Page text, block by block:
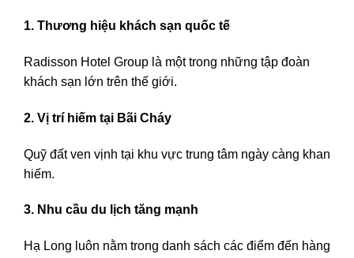
1. Thương hiệu khách sạn quốc tế
Radisson Hotel Group là một trong những tập đoàn
khách sạn lớn trên thế giới.
2. Vị trí hiếm tại Bãi Cháy
Quỹ đất ven vịnh tại khu vực trung tâm ngày càng khan
hiếm.
3. Nhu cầu du lịch tăng mạnh
Hạ Long luôn nằm trong danh sách các điểm đến hàng